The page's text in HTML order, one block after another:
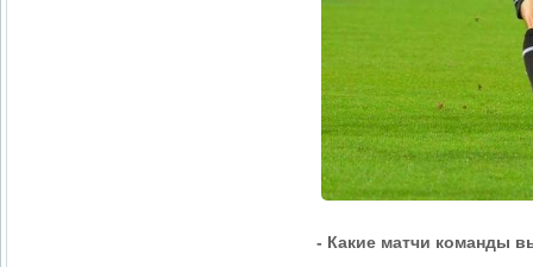
- Какие матчи команды